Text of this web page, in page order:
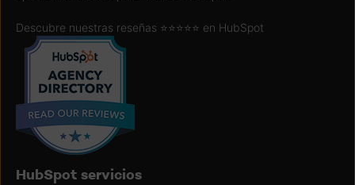
Descubre nuestras reseñas ⭐️⭐️⭐️⭐️⭐️ en HubSpot
HubSpot servicios